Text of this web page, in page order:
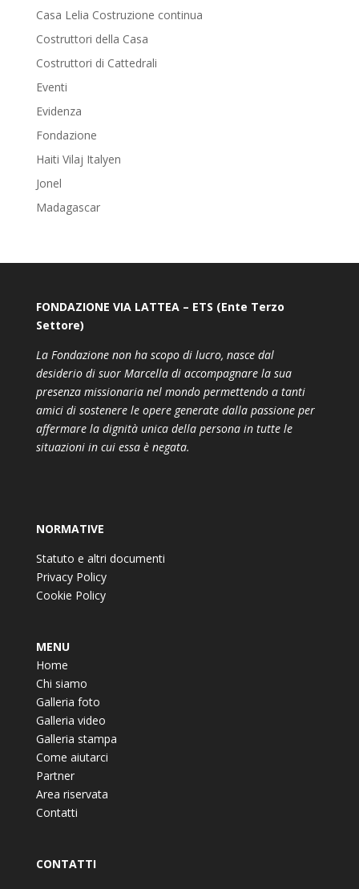
Casa Lelia Costruzione continua
Costruttori della Casa
Costruttori di Cattedrali
Eventi
Evidenza
Fondazione
Haiti Vilaj Italyen
Jonel
Madagascar
FONDAZIONE VIA LATTEA – ETS (Ente Terzo
Settore)
La Fondazione non ha scopo di lucro, nasce dal
desiderio di suor Marcella di accompagnare la sua
presenza missionaria nel mondo permettendo a tanti
amici di sostenere le opere generate dalla passione per
affermare la dignità unica della persona in tutte le
situazioni in cui essa è negata.
NORMATIVE
Statuto e altri documenti
Privacy Policy
Cookie Policy
MENU
Home
Chi siamo
Galleria foto
Galleria video
Galleria stampa
Come aiutarci
Partner
Area riservata
Contatti
CONTATTI